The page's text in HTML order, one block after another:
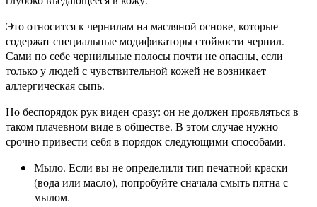
Это относится к чернилам на масляной основе, которые
содержат специальные модификаторы стойкости чернил.
Сами по себе чернильные полосы почти не опасны, если
только у людей с чувствительной кожей не возникает
аллергическая сыпь.
Но беспорядок рук виден сразу: он не должен проявляться в
таком плачевном виде в обществе. В этом случае нужно
срочно привести себя в порядок следующими способами.
Мыло. Если вы не определили тип печатной краски
(вода или масло), попробуйте сначала смыть пятна с
мылом.